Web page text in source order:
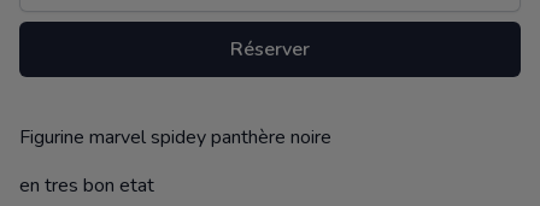
Réserver
Description
Figurine marvel spidey panthère noire
en tres bon etat